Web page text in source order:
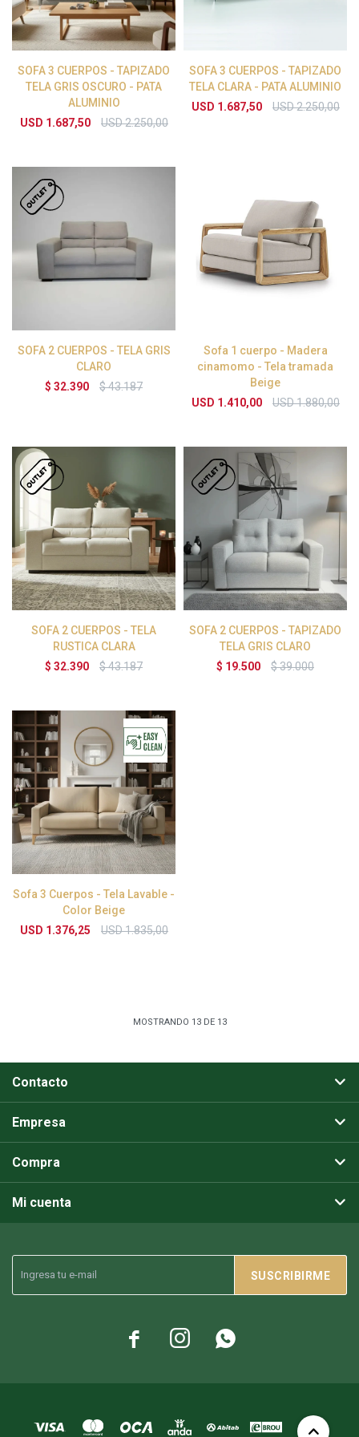
SOFA 3 CUERPOS - TAPIZADO
TELA GRIS OSCURO - PATA
ALUMINIO
USD 1.687,50 USD2.250,00
SOFA 3 CUERPOS - TAPIZADO
TELA CLARA - PATA ALUMINIO
USD 1.687,50 USD2.250,00
SOFA 2 CUERPOS - TELA GRIS
CLARO
$ 32.390 $43.187
Sofa 1 cuerpo - Madera
cinamomo - Tela tramada
Beige
USD 1.410,00 USD1.880,00
SOFA 2 CUERPOS - TELA
RUSTICA CLARA
$ 32.390 $43.187
SOFA 2 CUERPOS - TAPIZADO
TELA GRIS CLARO
$ 19.500 $39.000
Sofa 3 Cuerpos - Tela Lavable -
Color Beige
USD 1.376,25 USD1.835,00
MOSTRANDO 13DE 13
SUSCRIBIRME
  
Contacto
Empresa
Compra
Mi cuenta